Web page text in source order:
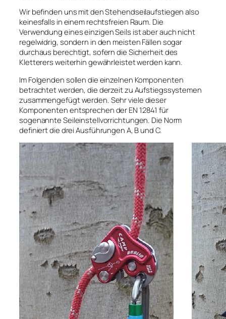
Wir befinden uns mit den Stehendseilaufstiegen also
keinesfalls in einem rechtsfreien Raum. Die
Verwendung eines einzigen Seils ist aber auch nicht
regelwidrig, sondern in den meisten Fällen sogar
durchaus berechtigt, sofern die Sicherheit des
Kletterers weiterhin gewährleistet werden kann.
Im Folgenden sollen die einzelnen Komponenten
betrachtet werden, die derzeit zu Aufstiegssystemen
zusammengefügt werden. Sehr viele dieser
Komponenten entsprechen der EN 12841 für
sogenannte Seileinstellvorrichtungen. Die Norm
definiert die drei Ausführungen A, B und C.